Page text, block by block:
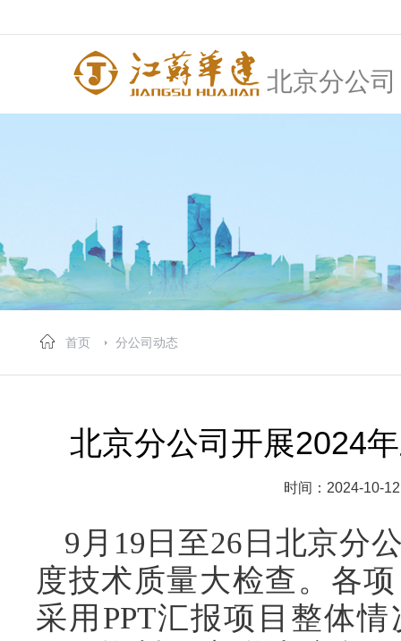
北京分公司
首页 分公司动态
北京分公司开展2024
时间：2024-10-12
9 月19日至26日北京分
度技术质量大检查。各
采用PPT汇报项目整体